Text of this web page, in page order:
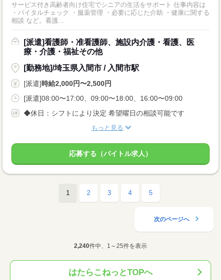
サービス付き高齢者向け住宅でシニアの生活をサポート 仕事内容は
・バイタルチェック ・服薬管理 ・必要に応じた介助 ・健康に関する
相談 など。看護...
[派遣]看護師・准看護師、施設内介護・看護、医
療・介護・福祉その他
[勤務地]/埼玉県入間市 / 入間市駅
[派遣]時給2,000円〜2,500円
[派遣]08:00〜17:00、09:00〜18:00、16:00〜09:00
◆休日：シフトにより決定 希望曜日の相談可能です
もっと見る
応募する（バイトル求人）
1 2 3 4 5
次のページへ
2,240件中、1～25件を表示
はたらこねっとTOPへ